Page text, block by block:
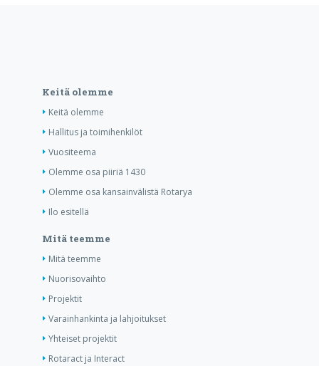
Keitä olemme
Keitä olemme
Hallitus ja toimihenkilöt
Vuositeema
Olemme osa piiriä 1430
Olemme osa kansainvälistä Rotarya
Ilo esitellä
Mitä teemme
Mitä teemme
Nuorisovaihto
Projektit
Varainhankinta ja lahjoitukset
Yhteiset projektit
Rotaract ja Interact